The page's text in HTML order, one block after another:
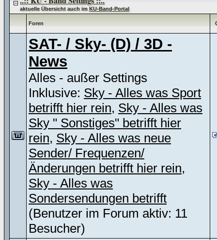
aktuelle Übersicht auch imKU-Band-Portal
Foren
SAT- / Sky- (D) / 3D -
News
Alles - außer Settings
Inklusive: Sky - Alles was Sport
betrifft hier rein, Sky - Alles was
Sky " Sonstiges" betrifft hier
rein, Sky - Alles was neue
Sender/ Frequenzen/
Änderungen betrifft hier rein,
Sky - Alles was
Sondersendungen betrifft
(Benutzer im Forum aktiv: 11
Besucher)